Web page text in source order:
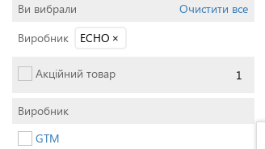
Ви вибрали
Очистити все
Виробник
ECHO ×
Акційний товар 1
Виробник
GTM